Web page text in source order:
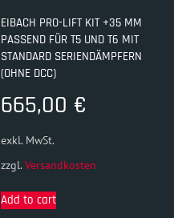
EIBACH PRO-LIFT KIT +35 MM
PASSEND FÜR T5 UND T6 MIT
STANDARD SERIENDÄMPFERN
(OHNE DCC)
665,00 €
exkl. MwSt.
zzgl.Versandkosten
Add to cart